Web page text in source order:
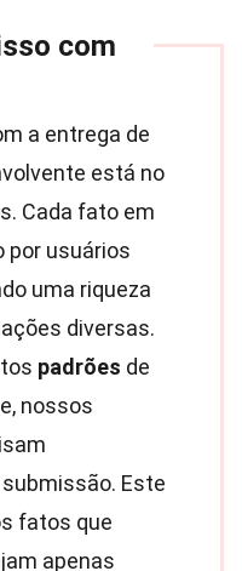
com
a entrega de
está no
Cada fato em
por usuários
uma riqueza
diversas.
padrões de
nossos
Este
fatos que
apenas